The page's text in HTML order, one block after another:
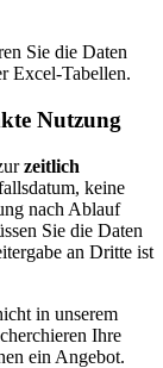
Sie die Daten
Excel-Tabellen.
Nutzung
zeitlich
keine
nach Ablauf
Sie die Daten
an Dritte ist
in unserem
Ihre
ein Angebot.